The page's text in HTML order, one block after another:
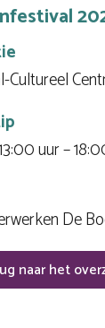
Cultureel
uur –
De
naar het